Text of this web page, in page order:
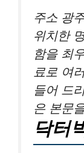
주소 광
위치한
함을 최
료로 여
들어 드
은 본문
닥터